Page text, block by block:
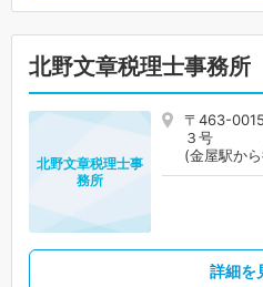
北野文章税理士事務所
〒463-
３号
(金屋駅か
北野文章税理士事
務所
詳細を